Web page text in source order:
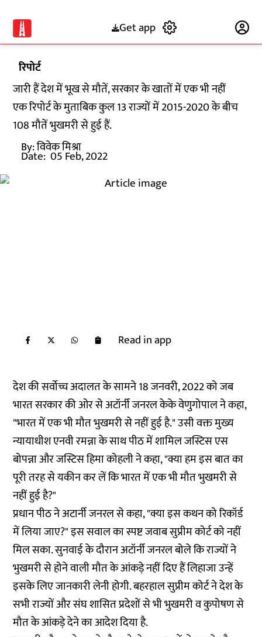
Get app
रिपोर्ट
जारी हैं देश में भूख से मौतें, सरकार के खातों में एक भी नहीं
एक रिपोर्ट के मुताबिक कुल 13 राज्यों में 2015-2020 के बीच
108 मौतें भुखमरी से हुई हैं.
By:विवेक मिश्रा
Date: 05 Feb, 2022
Read in app
देश की सर्वोच्च अदालत के सामने 18 जनवरी, 2022 को जब
भारत सरकार की ओर से अटॉर्नी जनरल केके वेणुगोपाल ने कहा,
"भारत में एक भी मौत भुखमरी से नहीं हुई है." उसी वक्त मुख्य
न्यायाधीश एनवी रमन्ना के साथ पीठ में शामिल जस्टिस एस
बोपन्ना और जस्टिस हिमा कोहली ने कहा, "क्या हम इस बात का
पूरी तरह से यकीन कर लें कि भारत में एक भी मौत भुखमरी से
नहीं हुई है?"
प्रधान पीठ ने अटार्नी जनरल से कहा, "क्या इस कथन को रिकॉर्ड
में लिया जाए?" इस सवाल का स्पष्ट जवाब सुप्रीम कोर्ट को नहीं
मिल सका. सुनवाई के दौरान अटॉर्नी जनरल बोले कि राज्यों ने
भुखमरी से होने वाली मौत के आंकड़े नहीं दिए हैं लिहाजा उन्हें
इसके लिए जानकारी लेनी होगी. बहरहाल सुप्रीम कोर्ट ने देश के
सभी राज्यों और संघ शासित प्रदेशों से भी भुखमरी व कुपोषण से
मौत के आंकड़े देने का आदेश दिया है.